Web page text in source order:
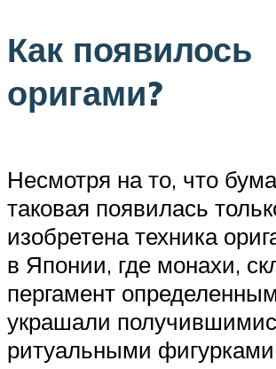
Как появилось
оригами?
Несмотря на то, что
таковая появилась
изобретена техника
в Японии, где монахи,
пергамент
украшали
ритуальными